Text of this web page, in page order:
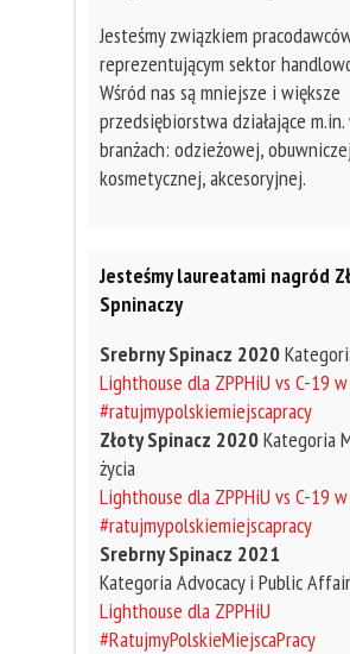
Jesteśmy związkiem
reprezentującym sektor
Wśród nas są mniejsze i większe
przedsiębiorstwa działające
branżach: odzieżowej,
kosmetycznej, akcesoryjnej.
Jesteśmy laureatami nagród
Spninaczy
Srebrny Spinacz 2020
Lighthouse dla ZPPHiU vs C-19
#ratujmypolskiemiejscapracy
Złoty Spinacz 2020Kategoria
życia
Lighthouse dla ZPPHiU vs C-19
#ratujmypolskiemiejscapracy
Srebrny Spinacz 2021
Kategoria Advocacy i Public
Lighthouse dla ZPPHiU
#RatujmyPolskieMiejscaPracy